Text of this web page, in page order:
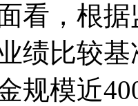
，根据
绩比较
规模近